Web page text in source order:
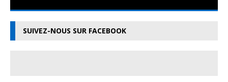
SUIVEZ-NOUS SUR FACEBOOK